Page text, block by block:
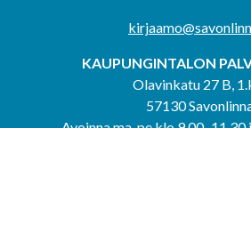
KAUPUNGINTALON
Olavinkatu 27 B,
57130
Avoinna ma-pe klo 9.00–11.30